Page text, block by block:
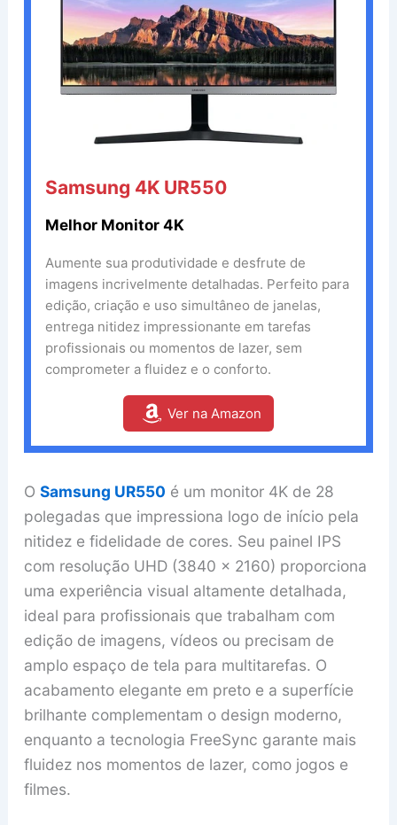
Samsung 4K UR550
Melhor Monitor 4K
Aumente sua produtividade e desfrute de
imagens incrivelmente detalhadas. Perfeito para
edição, criação e uso simultâneo de janelas,
entrega nitidez impressionante em tarefas
profissionais ou momentos de lazer, sem
comprometer a fluidez e o conforto.
Ver na Amazon
O Samsung UR550 é um monitor 4K de 28
polegadas que impressiona logo de início pela
nitidez e fidelidade de cores. Seu painel IPS
com resolução UHD (3840 x 2160) proporciona
uma experiência visual altamente detalhada,
ideal para profissionais que trabalham com
edição de imagens, vídeos ou precisam de
amplo espaço de tela para multitarefas. O
acabamento elegante em preto e a superfície
brilhante complementam o design moderno,
enquanto a tecnologia FreeSync garante mais
fluidez nos momentos de lazer, como jogos e
filmes.